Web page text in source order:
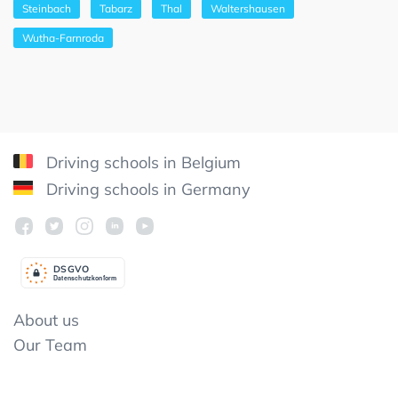
Steinbach Tabarz Thal Waltershausen
Wutha-Farnroda
Driving schools in Belgium
Driving schools in Germany
Datenschutzkonform
DSGVO
About us
Our Team